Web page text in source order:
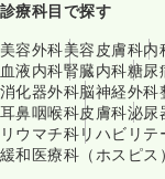
診療科目で探す
美容外科美容皮膚科内
血液内科腎臓内科糖尿
消化器外科脳神経外科
耳鼻咽喉科皮膚科泌尿
リウマチ科リハビリ
緩和医療科（ホスピス）